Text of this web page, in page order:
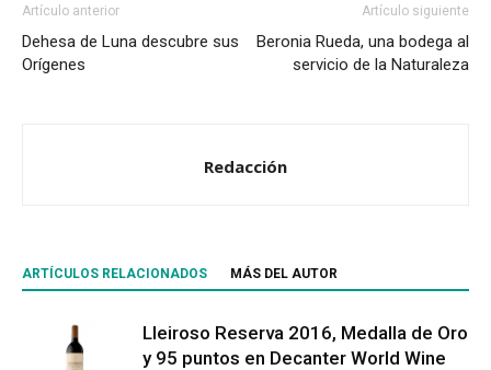
Artículo anterior
Dehesa de Luna descubre sus
Orígenes
Artículo siguiente
Beronia Rueda, una bodega al
servicio de la Naturaleza
Redacción
ARTÍCULOS RELACIONADOS MÁS DEL AUTOR
Lleiroso Reserva 2016, Medalla de Oro
y 95 puntos en Decanter World Wine